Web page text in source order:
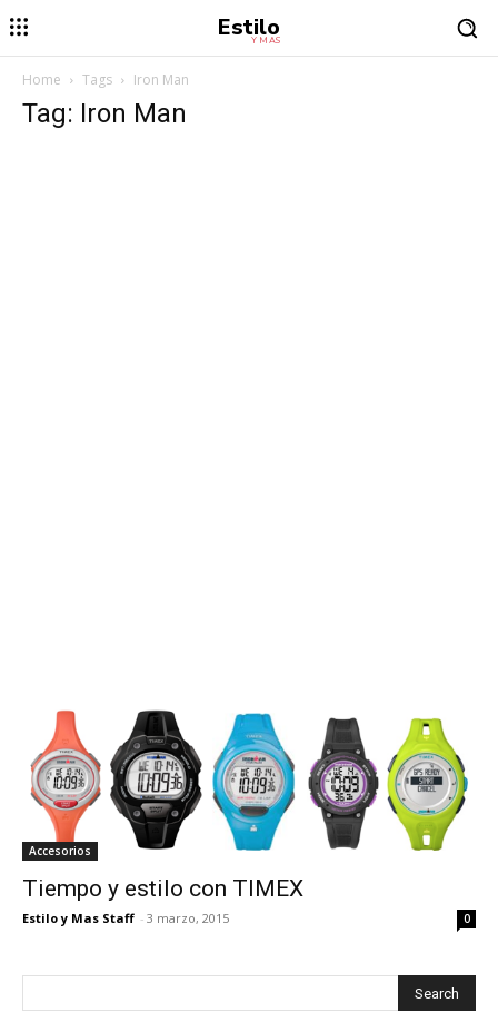
Estilo
Y MÁS
Home Tags Iron Man
Tag: Iron Man
Accesorios
Tiempo y estilo con TIMEX
Estilo y Mas Staff - 3 marzo, 2015 0